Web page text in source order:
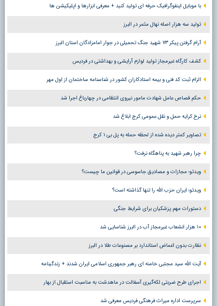
با موبایل اینفوگرافیک حرفه ای تولید کنید + معرفی ابزارها و اپلیکیشن ها
تولید سه هزار اصله نهال مثمر در البرز
آرام گرفتن پیکر ۷۳ شهید جنگ تحمیلی در جوار امامزادگان استان البرز
کشف کارگاه غیرمجاز تولید لوازم آرایشی و بهداشتی در فردیس
الزام ثبت کد فنی و بیمه استادکاران کشور در شناسنامه ساختمان از اول مهر
حکم قصاص عامل شهادت مامور نیروی انتظامی در چهارباغ اجرا شد
نرخ کرایه حمل و نقل عمومی کرج ابلاغ شد
تصاویر کمتر دیده شده از لحظه حمله به پل بی ۱ کرج
چرا رهبر شهید به پناهگاه نرفت؟
ویدئو؛ مجازات و مصادیق جاسوسی در قوانین ما چیست؟
ویدئو؛ ایران حزب الله را تنها گذاشته است؟
دستورات مهم پزشکیان برای شرایط جنگی
۱۰ هزار انشعاب غیرمجاز آب در البرز شناسایی شد
نظارت بدون اغماض استاندارد بر مصنوعات طلا در البرز
آیت الله سید مجتبی خامنه ای رهبر جمهوری اسلامی ایران شدند + زندگینامه
اجرای طرح ضربتی لکه‌گیری آسفالت در ماهدشت به مناسبت استقبال از بهار
سرپرست اداره میراث فرهنگی فردیس معرفی شد